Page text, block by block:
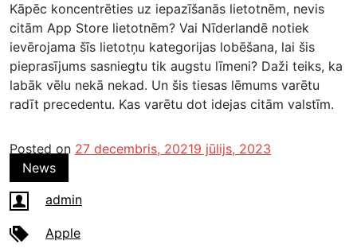
Kāpēc koncentrēties uz iepazīšanās lietotnēm, nevis
citām App Store lietotnēm? Vai Nīderlandē notiek
ievērojama šīs lietotņu kategorijas lobēšana, lai šis
pieprasījums sasniegtu tik augstu līmeni? Daži teiks, ka
labāk vēlu nekā nekad. Un šis tiesas lēmums varētu
radīt precedentu. Kas varētu dot idejas citām valstīm.
Posted on 27 decembris, 20219 jūlijs, 2023
News
admin
Apple